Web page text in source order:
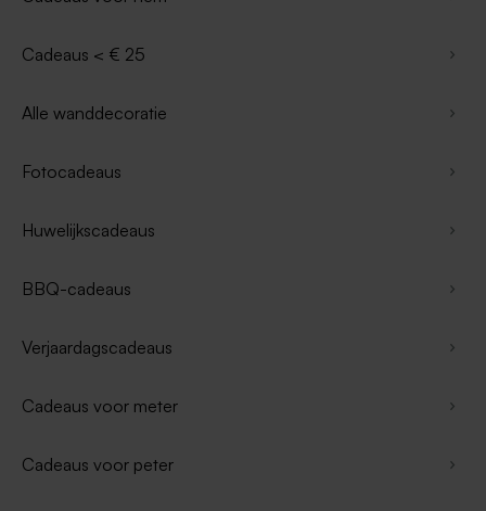
Cadeaus < € 25
Alle wanddecoratie
Fotocadeaus
Huwelijkscadeaus
BBQ-cadeaus
Verjaardagscadeaus
Cadeaus voor meter
Cadeaus voor peter